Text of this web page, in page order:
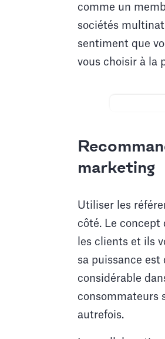
comme un
sociétés
sentiment que
vous choisir à la
marketing
Utiliser les
côté. Le concept
les clients et ils
sa puissance
considérable
consommateurs
autrefois.